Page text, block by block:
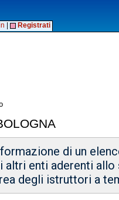
Registrati
di un
altri enti aderenti
degli istruttori a